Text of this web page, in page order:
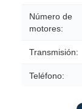
Número de
motores:
Transmisión:
Teléfono: